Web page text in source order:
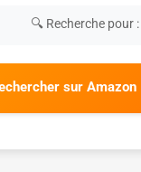
🔍 Recherche pour :
sur Amazon